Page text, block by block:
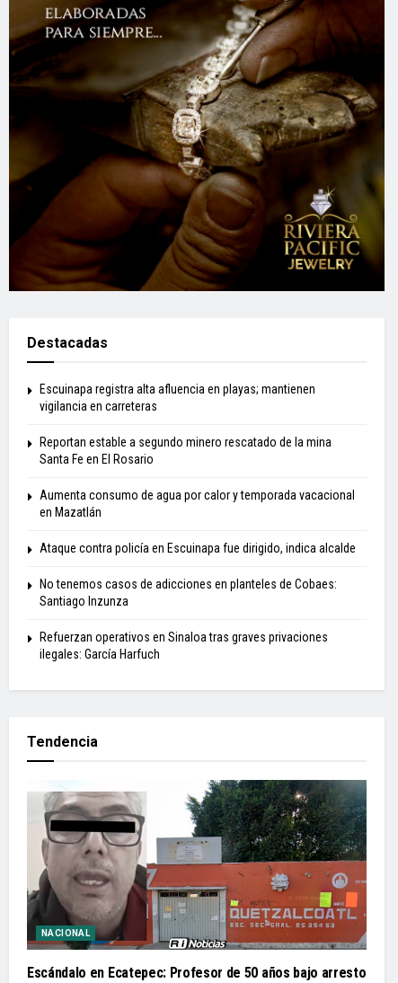
Destacadas
Escuinapa registra alta afluencia en playas; mantienen
vigilancia en carreteras
Reportan estable a segundo minero rescatado de la mina
Santa Fe en El Rosario
Aumenta consumo de agua por calor y temporada vacacional
en Mazatlán
Ataque contra policía en Escuinapa fue dirigido, indica alcalde
No tenemos casos de adicciones en planteles de Cobaes:
Santiago Inzunza
Refuerzan operativos en Sinaloa tras graves privaciones
ilegales: García Harfuch
Tendencia
NACIONAL
Escándalo en Ecatepec: Profesor de 50 años bajo arresto